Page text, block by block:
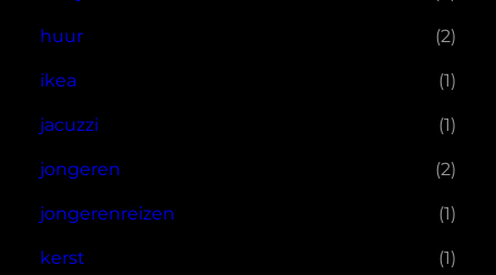
huur (2)
ikea (1)
jacuzzi (1)
jongeren (2)
jongerenreizen (1)
kerst (1)